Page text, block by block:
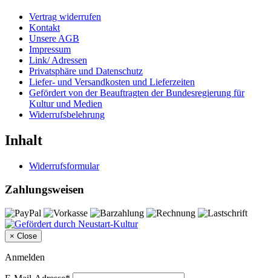
Vertrag widerrufen
Kontakt
Unsere AGB
Impressum
Link/ Adressen
Privatsphäre und Datenschutz
Liefer- und Versandkosten und Lieferzeiten
Gefördert von der Beauftragten der Bundesregierung für
Kultur und Medien
Widerrufsbelehrung
Inhalt
Widerrufsformular
Zahlungsweisen
× Close
Anmelden